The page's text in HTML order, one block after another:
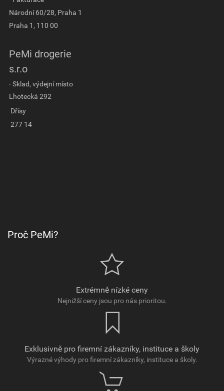
Národní 60/28, Praha 1
Praha 1, 110 00
PeMi drogerie
s.r.o
- Sklad, výdejní místo
Lhotecká 292
Dřísy
277 14
Proč PeMi?
Extrémně nízké ceny
Nejnižší ceny jsou pro nás prioritou.
Exklusivně pro firemní zákazníky, instituce a školy
Výrazné výhody pro firemní zákazníky, instituce a školy.